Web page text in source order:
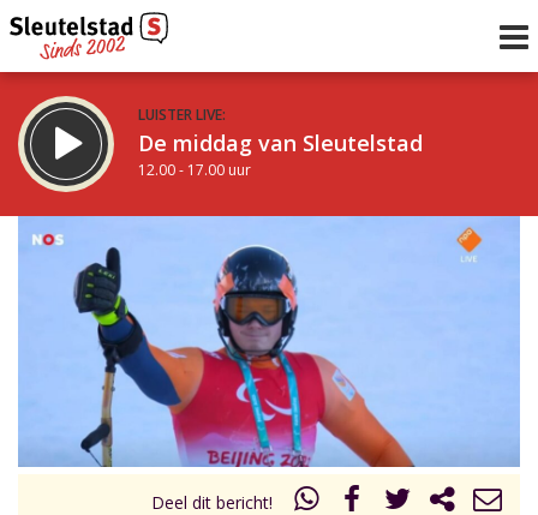
LUISTER LIVE:
De middag van Sleutelstad
12.00 - 17.00 uur
Sleutelstad 30
17.00 - 19.00 uur
Vorig uur
uur 1 van 0
Inklappen
Deel dit bericht!